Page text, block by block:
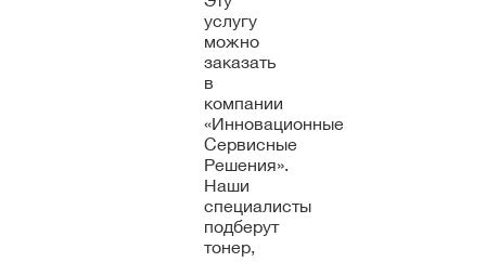
услугу
можно
заказать
в
компании
«Инновационные
Сервисные
Решения».
Наши
специалисты
подберут
тонер,